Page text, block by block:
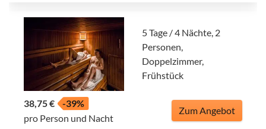
5 Tage / 4 Nächte, 2
Personen,
Doppelzimmer,
Frühstück
38,75 €
-39%
pro Person und Nacht
Zum Angebot